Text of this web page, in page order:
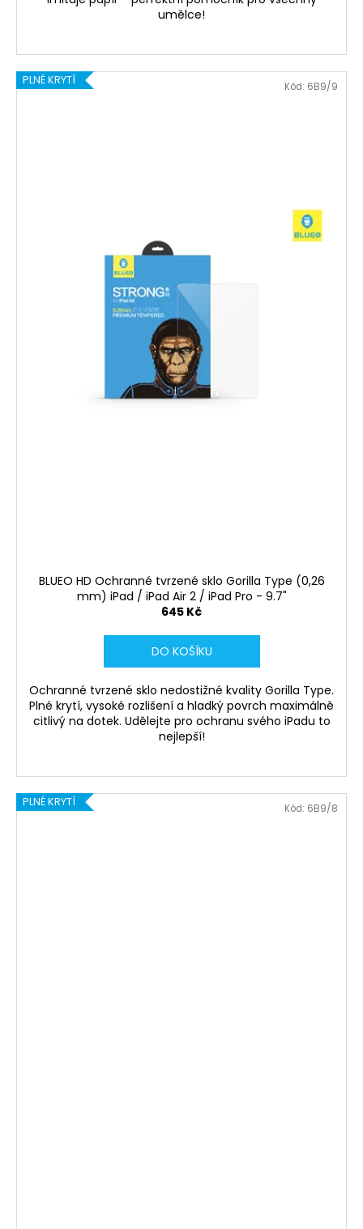
umělce!
PLNÉ KRYTÍ
BLUEO HD Ochranné tvrzené sklo Gorilla Type (0,26
mm) iPad / iPad Air 2 / iPad Pro - 9.7"
645 Kč
DO KOŠÍKU
Ochranné tvrzené sklo nedostižné kvality Gorilla Type.
Plné krytí, vysoké rozlišení a hladký povrch maximálně
citlivý na dotek. Udělejte pro ochranu svého iPadu to
nejlepší!
Kód: 6B9/9
PLNÉ KRYTÍ Kód: 6B9/8